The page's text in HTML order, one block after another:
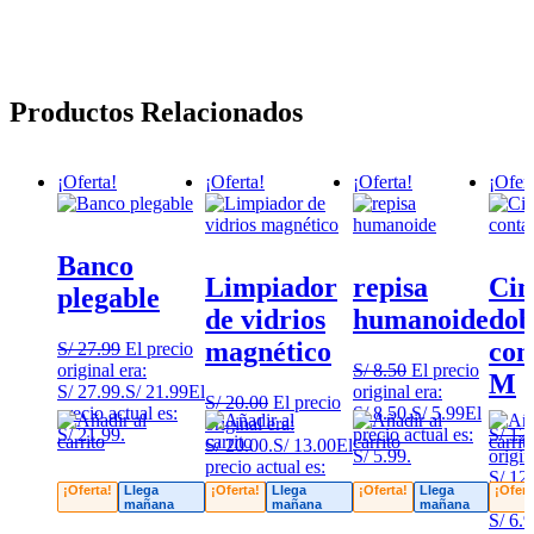
Productos Relacionados
¡Oferta!
Llega
mañana
¡Oferta!
Banco
plegable
S/27.99 El precio
original era:
S/ 27.99.S/21.99El
precio actual es:
S/ 21.99.
¡Oferta!
Llega
mañana
¡Oferta!
Limpiador
de vidrios
magnético
S/20.00 El precio
original era:
S/ 20.00.S/13.00El
precio actual es:
S/ 13.00.
¡Oferta!
Llega
mañana
¡Oferta!
repisa
humanoide
S/8.50 El precio
original era:
S/ 8.50.S/5.99El
precio actual es:
S/ 5.99.
M
S/
S/
S/